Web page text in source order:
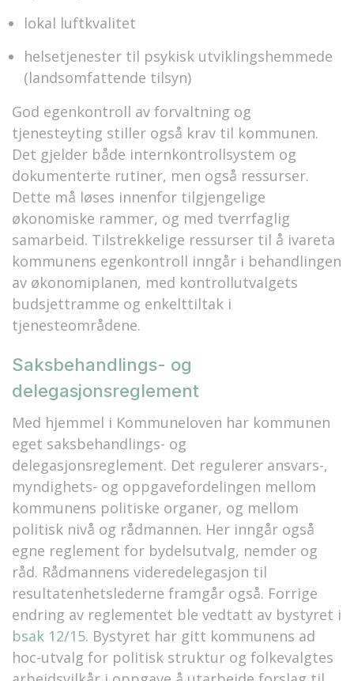
lokal luftkvalitet
helsetjenester til psykisk utviklingshemmede
(landsomfattende tilsyn)
God egenkontroll av forvaltning og
tjenesteyting stiller også krav til kommunen.
Det gjelder både internkontrollsystem og
dokumenterte rutiner, men også ressurser.
Dette må løses innenfor tilgjengelige
økonomiske rammer, og med tverrfaglig
samarbeid. Tilstrekkelige ressurser til å ivareta
kommunens egenkontroll inngår i behandlingen
av økonomiplanen, med kontrollutvalgets
budsjettramme og enkelttiltak i
tjenesteområdene.
Saksbehandlings- og
delegasjonsreglement
Med hjemmel i Kommuneloven har kommunen
eget saksbehandlings- og
delegasjonsreglement. Det regulerer ansvars-,
myndighets- og oppgavefordelingen mellom
kommunens politiske organer, og mellom
politisk nivå og rådmannen. Her inngår også
egne reglement for bydelsutvalg, nemder og
råd. Rådmannens videredelegasjon til
resultatenhetslederne framgår også. Forrige
endring av reglementet ble vedtatt av bystyret i
bsak 12/15. Bystyret har gitt kommunens ad
hoc-utvalg for politisk struktur og folkevalgtes